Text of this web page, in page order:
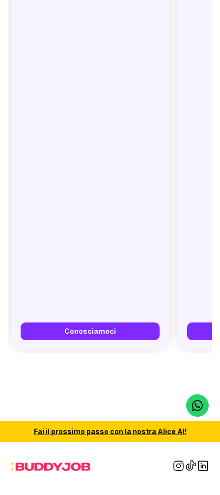
Conosciamoci
Fai il prossimo passo con la nostra Alice AI!